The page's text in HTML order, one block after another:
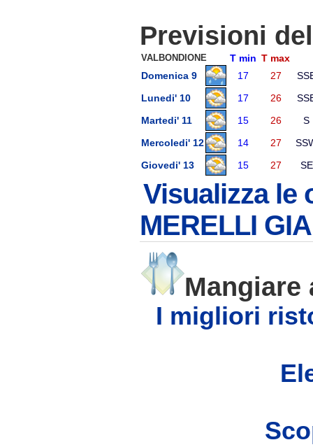
Previsioni
VALBONDIONE T min T max
Domenica 9
17 27
Lunedi' 10
17 26
Martedi' 11
15 26
S
Mercoledi' 12
14 27
Giovedi' 13
15 27 SE
Visualizza le
MERELLI
Mangiare
I migliori